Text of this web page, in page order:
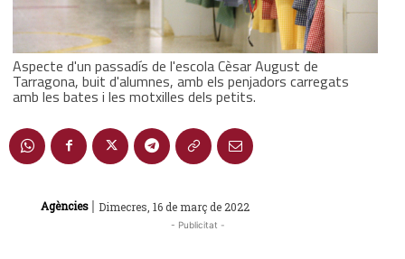
Aspecte d'un passadís de l'escola Cèsar August de
Tarragona, buit d'alumnes, amb els penjadors carregats
amb les bates i les motxilles dels petits.
Agències | Dimecres, 16 de març de 2022
- Publicitat -